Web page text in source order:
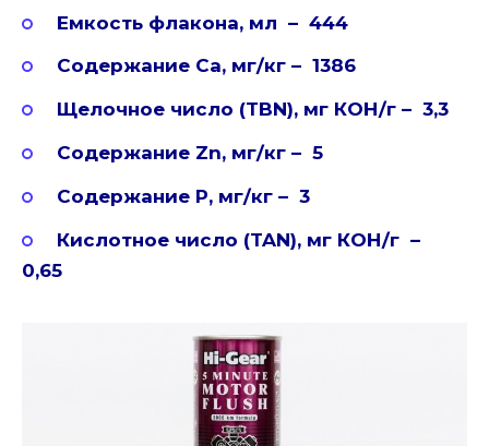
Емкость флакона, мл – 444
Содержание Ca, мг/кг – 1386
Щелочное число (TBN), мг КОН/г – 3,3
Содержание Zn, мг/кг – 5
Содержание P, мг/кг – 3
Кислотное число (TAN), мг КОН/г –
0,65